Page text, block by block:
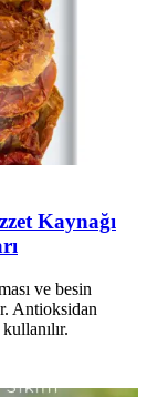
Kaynağı
ve besin
Antioksidan